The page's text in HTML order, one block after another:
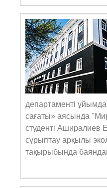
департаменті
сағаты» аясында
студенті Аширалиев
сұрыптау арқылы
тақырыбында